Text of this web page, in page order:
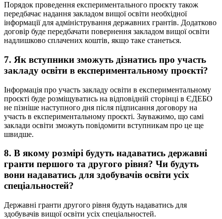
Порядок проведення експериментального проєкту також
передбачає надання закладом вищої освіти необхідної
інформації для адміністрування державних грантів. Додатково
договір буде передбачати повернення закладом вищої освіти
надлишково сплачених коштів, якщо таке станеться.
7. Як вступники зможуть дізнатись про участь
закладу освіти в експериментальному проєкті?
Інформація про участь закладу освіти в експериментальному
проєкті буде розміщуватись на відповідній сторінці в ЄДЕБО
не пізніше наступного дня після підписання договору на
участь в експериментальному проєкті. Зауважимо, що самі
заклади освіти зможуть повідомити вступникам про це ще
швидше.
8. В якому розмірі будуть надаватись державні
гранти першого та другого рівня? Чи будуть
вони надаватись для здобувачів освіти усіх
спеціальностей?
Державні гранти другого рівня будуть надаватись для
здобувачів вищої освіти усіх спеціальностей.